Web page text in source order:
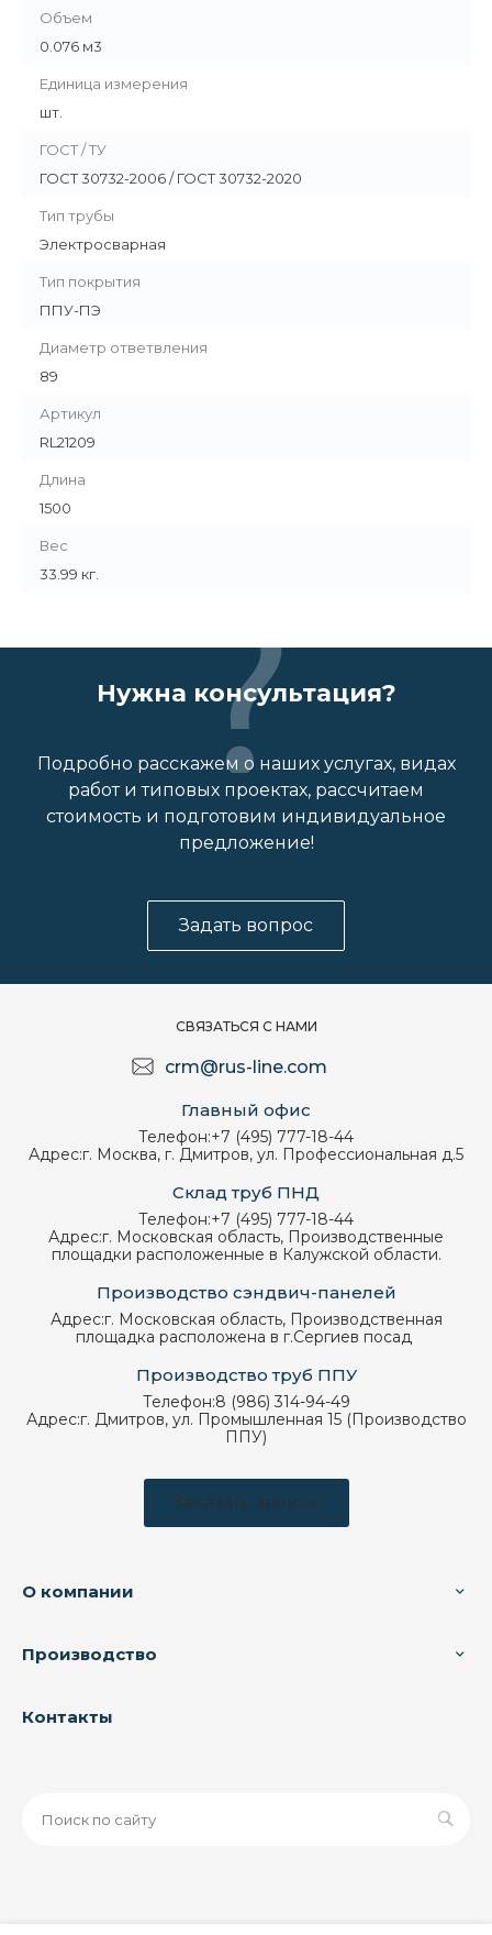
Объем
0.076 м3
Единица измерения
шт.
ГОСТ / ТУ
ГОСТ 30732-2006 / ГОСТ 30732-2020
Тип трубы
Электросварная
Тип покрытия
ППУ-ПЭ
Диаметр ответвления
89
Артикул
RL21209
Длина
1500
Вес
33.99 кг.
Нужна консультация?
Подробно расскажем о наших услугах, видах
работ и типовых проектах, рассчитаем
стоимость и подготовим индивидуальное
предложение!
Задать вопрос
СВЯЗАТЬСЯ С НАМИ
crm@rus-line.com
Главный офис
Телефон:+7 (495) 777-18-44
Адрес:г. Москва, г. Дмитров, ул. Профессиональная д.5
Склад труб ПНД
Телефон:+7 (495) 777-18-44
Адрес:г. Московская область, Производственные
площадки расположенные в Калужской области.
Производство сэндвич-панелей
Адрес:г. Московская область, Производственная
площадка расположена в г.Сергиев посад
Производство труб ППУ
Телефон:8 (986) 314-94-49
Адрес:г. Дмитров, ул. Промышленная 15 (Производство
ППУ)
Заказать звонок
О компании
Производство
Контакты